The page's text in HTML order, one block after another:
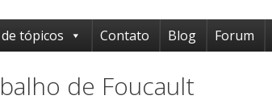
tópicos Contato Blog Forum
de Foucault